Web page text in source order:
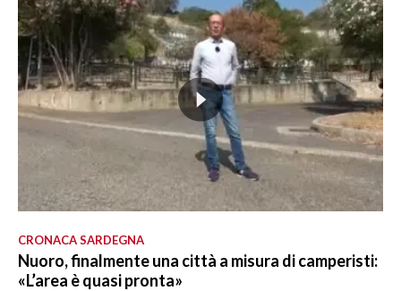
CRONACA SARDEGNA
Nuoro, finalmente una città a misura di camperisti:
«L’area è quasi pronta»